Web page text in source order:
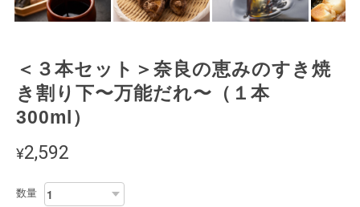
＜３本セット＞奈良の恵みのすき焼
き割り下〜万能だれ〜（１本
300ml）
¥2,592
数量